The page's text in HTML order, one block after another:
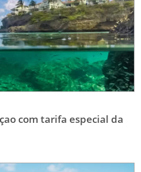
com tarifa especial da